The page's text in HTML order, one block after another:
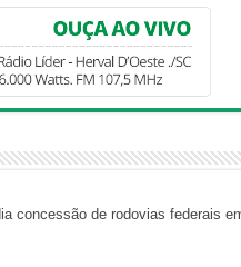
concessão de rodovias federais